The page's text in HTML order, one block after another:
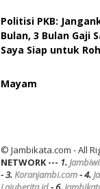
Politisi PKB:
Bulan, 3 Bulan Gaji
Saya Siap untuk
Mayam
© Jambikata.com - All
NETWORK --- 1.
- 3.Koranjambi.com- 4.